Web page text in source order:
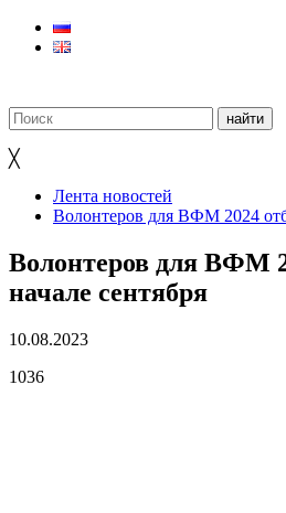
╳
Лента новостей
Волонтеров для ВФМ 2024
Волонтеров для ВФМ
начале сентября
10.08.2023
1036